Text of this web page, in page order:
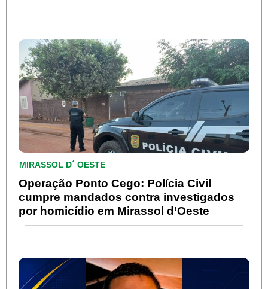
MIRASSOL D´ OESTE
Operação Ponto Cego: Polícia Civil
cumpre mandados contra investigados
por homicídio em Mirassol d’Oeste